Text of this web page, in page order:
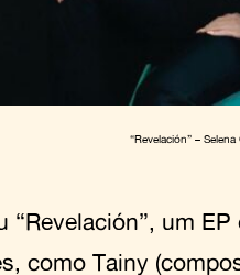
“Revelación” –
“Revelación”, um
como Tainy